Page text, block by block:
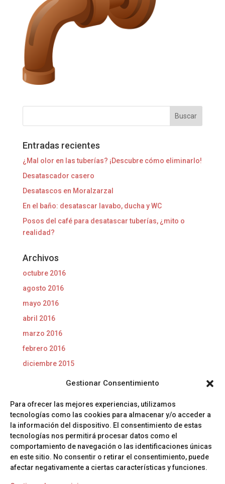
Gestionar Consentimiento
Para ofrecer las mejores experiencias, utilizamos
tecnologías como las cookies para almacenar y/o acceder a
la información del dispositivo. El consentimiento de estas
tecnologías nos permitirá procesar datos como el
comportamiento de navegación o las identificaciones únicas
en este sitio. No consentir o retirar el consentimiento, puede
afectar negativamente a ciertas características y funciones.
Entradas recientes
¿Mal olor en las tuberías? ¡Descubre cómo eliminarlo!
Desatascador casero
Desatascos en Moralzarzal
En el baño: desatascar lavabo, ducha y WC
Posos del café para desatascar tuberías, ¿mito o
realidad?
Archivos
octubre 2016
agosto 2016
mayo 2016
abril 2016
marzo 2016
febrero 2016
diciembre 2015
noviembre 2015
septiembre 2015
agosto 2015
Categorías
Productos para limpiar tuberías